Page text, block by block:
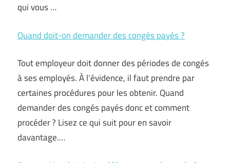
qui vous …
Quand doit-on demander des congés payés ?
Tout employeur doit donner des périodes de congés
à ses employés. À l’évidence, il faut prendre par
certaines procédures pour les obtenir. Quand
demander des congés payés donc et comment
procéder ? Lisez ce qui suit pour en savoir
davantage.…